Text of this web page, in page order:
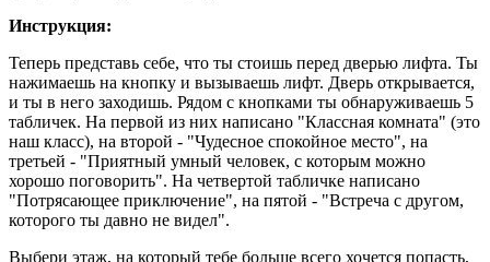
Инструкция:
Теперь представь себе, что ты стоишь перед дверью лифта. Ты
нажимаешь на кнопку и вызываешь лифт. Дверь открывается,
и ты в него заходишь. Рядом с кнопками ты обнаруживаешь 5
табличек. На первой из них написано "Классная комната" (это
наш класс), на второй - "Чудесное спокойное место", на
третьей - "Приятный умный человек, с которым можно
хорошо поговорить". На четвертой табличке написано
"Потрясающее приключение", на пятой - "Встреча с другом,
которого ты давно не видел".
Выбери этаж, на который тебе больше всего хочется попасть,